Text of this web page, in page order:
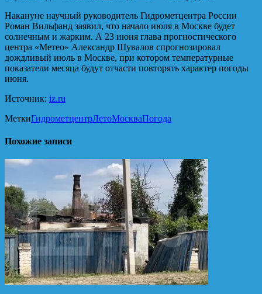
Накануне научный руководитель Гидрометцентра России
Роман Вильфанд заявил, что начало июля в Москве будет
солнечным и жарким. А 23 июня глава прогностического
центра «Метео» Александр Шувалов спрогнозировал
дождливый июль в Москве, при котором температурные
показатели месяца будут отчасти повторять характер погоды
июня.
Источник: iz.ru
МеткиГидрометцентрЛетоМоскваПогода
Похожие записи